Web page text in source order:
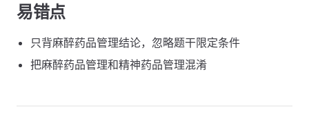
易错点
只背麻醉药品管理结论，忽略题干限定条件
把麻醉药品管理和精神药品管理混淆